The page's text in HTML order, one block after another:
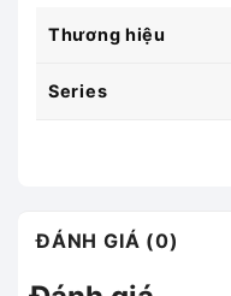
Thương hiệu
Series
ĐÁNH GIÁ (0)